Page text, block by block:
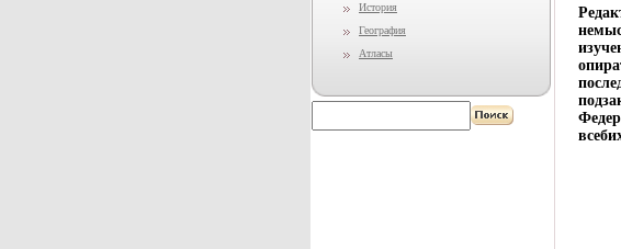
История
География
Атласы